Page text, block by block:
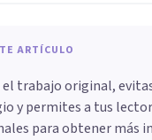
ARTÍCULO
el trabajo original,
y permites a tus
para obtener más